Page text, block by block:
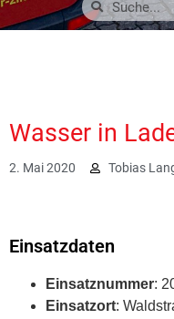
Wasser in
2. Mai 2020 Tobias
Einsatzdaten
Einsatznummer:
Einsatzort: